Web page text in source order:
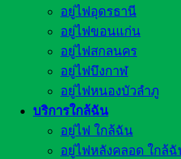
อยู่ไฟอุดรธานี
อยู่ไฟขอนแก่น
อยู่ไฟสกลนคร
อยู่ไฟบึงกาฬ
อยู่ไฟหนองบัวลำภู
บริการใกล้ฉัน
อยู่ไฟ ใกล้ฉัน
อยู่ไฟหลังคลอด ใกล้